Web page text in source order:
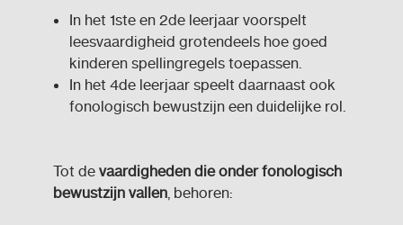
In het 1ste en 2de leerjaar voorspelt
leesvaardigheid grotendeels hoe goed
kinderen spellingregels toepassen.
In het 4de leerjaar speelt daarnaast ook
fonologisch bewustzijn een duidelijke rol.
Tot de vaardigheden die onder fonologisch
bewustzijn vallen, behoren: